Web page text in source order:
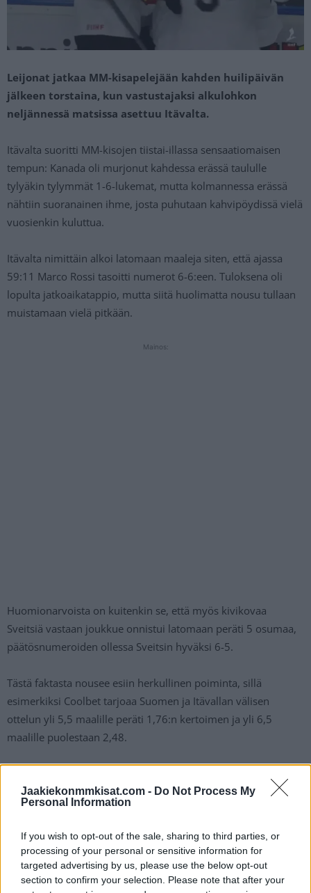
Jaakiekonmmkisat.com - Do Not Process My
Personal Information
If you wish to opt-out of the sale, sharing to third parties, or
processing of your personal or sensitive information for
targeted advertising by us, please use the below opt-out
section to confirm your selection. Please note that after your
Leijonat jatkaa MM-kisapelejään kahden huilipäivän
jälkeen torstaina, kun vastustajaksi alkulohkon
neljännessä matsissa asettuu Itävalta.
Itävalta suoritti MM-kisojen tiistai-illassa sensaatiomaisen
tempun: Kanada oli murjonut kahdessa erässä taululle
tylyäkin tylymmät 1-6-lukemat, mutta kolmannessa erässä
nähtiin suoranainen ihme, josta puhutaan kahvipöydissä vielä
vuosienkin kuluttua.
Itävalta nimittäin alkoi latomaan maaleja siten, että ajassa
59:11 Marco Rossi tasoitti numerot 6-6:een. Tuloksena oli
lopulta jatkoaikatappio, mutta siitä huolimatta nousu tullaan
muistamaan vielä pitkään.
Mainos:
Huomionarvoista on kuitenkin se, että myös kivikovaa
Sveitsiä vastaan joukkue onnistui latomaan peräti 5 osumaa,
päätösnumeroiden ollessa Sveitsin hyväksi 6-5.
Tästä faktasta nousee esiin herkullinen poiminta, sillä
esimerkiksi Coolbet tarjoaa Suomen ja Itävallan välisen
ottelun yli 5,5 maalille peräti 1,76:n kertoimen ja yli 6,5
maalille puolestaan 2,48.
kannattaa tsekataLätkäklubi-tarjous!
varsinaisesti ollut kovinkaan märkää parissa viimeisessä
ottelussa – eli maalinteko on luonnistunut – on over-
vaihtoehdolle tarjottavat kertoimet jopa herkullisia